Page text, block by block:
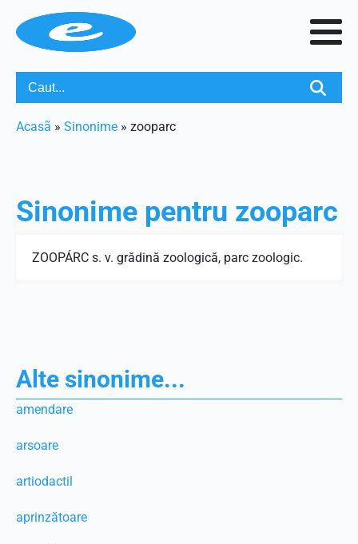
Acasã » Sinonime » zooparc
Sinonime pentru zooparc
ZOOPÁRC s. v. grădină zoologică, parc zoologic.
Alte sinonime...
amendare
arsoare
artiodactil
aprinzătoare